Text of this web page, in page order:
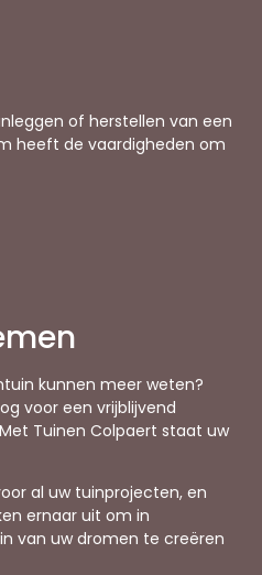
of herstellen van een
heeft de vaardigheden om
kunnen meer weten?
voor een vrijblijvend
Tuinen Colpaert staat uw
al uw tuinprojecten, en
ernaar uit om in
van uw dromen te creëren